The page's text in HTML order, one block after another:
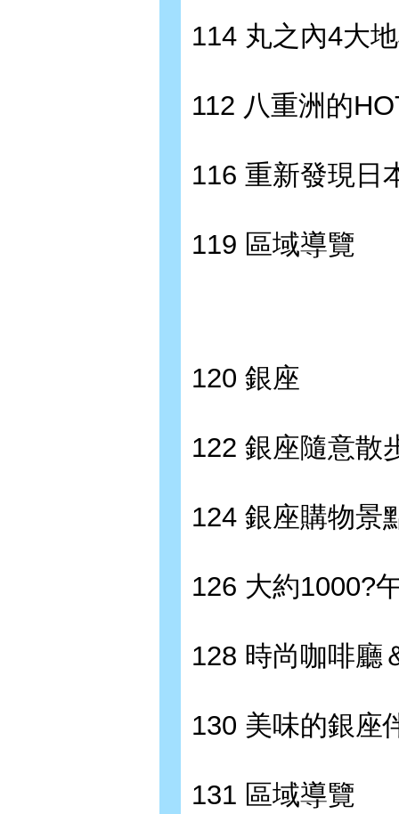
114 丸之內4大
112 八重洲的
116 重新發現日
119 區域導覽
120 銀座
122 銀座隨意散
124 銀座購物景
126 大約1000?
128 時尚咖啡廳
130 美味的銀座
131 區域導覽